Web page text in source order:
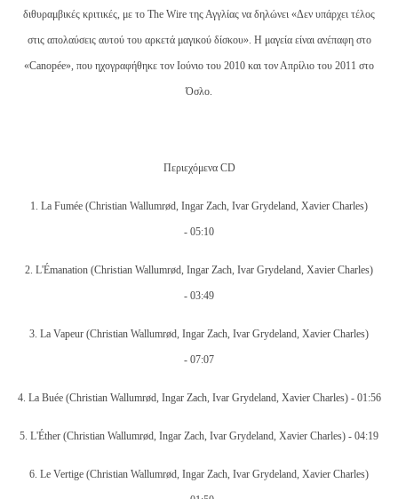
διθυραμβικές κριτικές, με το The Wire της Αγγλίας να δηλώνει «Δεν υπάρχει τέλος
στις απολαύσεις αυτού του αρκετά μαγικού δίσκου». Η μαγεία είναι ανέπαφη στο
«Canopée», που ηχογραφήθηκε τον Ιούνιο του 2010 και τον Απρίλιο του 2011 στο
Όσλο.
Περιεχόμενα CD
1. La Fumée (Christian Wallumrød, Ingar Zach, Ivar Grydeland, Xavier Charles)
- 05:10
2. L'Émanation (Christian Wallumrød, Ingar Zach, Ivar Grydeland, Xavier Charles)
- 03:49
3. La Vapeur (Christian Wallumrød, Ingar Zach, Ivar Grydeland, Xavier Charles)
- 07:07
4. La Buée (Christian Wallumrød, Ingar Zach, Ivar Grydeland, Xavier Charles) - 01:56
5. L'Éther (Christian Wallumrød, Ingar Zach, Ivar Grydeland, Xavier Charles) - 04:19
6. Le Vertige (Christian Wallumrød, Ingar Zach, Ivar Grydeland, Xavier Charles)